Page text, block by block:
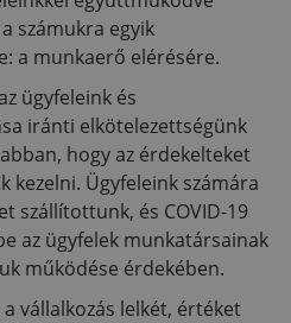
számukra egyik
a munkaerő elérésére.
ügyfeleink és
iránti elkötelezettségünk
hogy az érdekelteket
Ügyfeleink számára
szállítottunk, és COVID-19
az ügyfelek munkatársainak
működése érdekében.
vállalkozás lelkét, értéket